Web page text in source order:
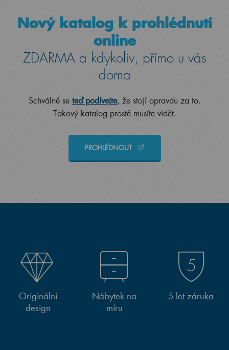
Nový katalog k prohlédnutí
online
ZDARMA a kdykoliv, přímo u vás
doma
Schválně se teď podívejte, že stojí opravdu za to.
Takový katalog prostě musíte vidět.
PROHLÉDNOUT
Originální
design
Nábytek na
míru
5 let záruka